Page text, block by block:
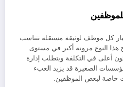
كل موظف لوثيقة مستقلة تتناسب
هذا النوع مرونة أكبر في مستوى
أعلى في التكلفة ويتطلب إدارة
الصغيرة قد يزيد العبء
خاصة لبعض الموظفين.